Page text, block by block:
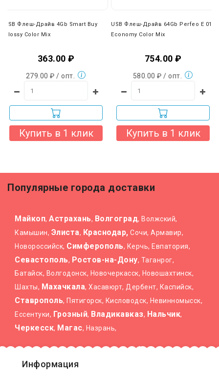
USB Флеш-Драйв 4Gb Smart Buy
Glossy Color Mix
363.00 ₽
279.00 ₽ / опт.
Купить в 1 клик
USB Флеш-Драйв 64Gb Perfeo E 01
Economy Color Mix
754.00 ₽
580.00 ₽ / опт.
Купить в 1 клик
Популярные города доставки
Майкоп, Астрахань, Волгоград, Волжский,
Камышин, Элиста, Краснодар, Сочи, Армавир,
Новороссийск, Симферополь, Керчь, Евпатория,
Севастополь, Ростов-на-Дону, Таганрог,
Батайск, Волгодонск, Новочеркасск, Новошахтинск,
Шахты, Махачкала, Хасавюрт, Дербент, Каспийск,
Ставрополь, Пятигорск, Кисловодск, Невинномысск,
Ессентуки, Грозный, Владикавказ, Нальчик,
Черкесск, Магас, Назрань,
Информация